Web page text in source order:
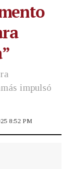
impulsó
8:52 PM